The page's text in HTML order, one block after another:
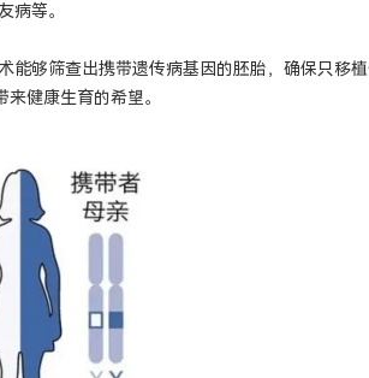
病等。
够筛查出携带遗传病基因的胚胎，确保只移植
健康生育的希望。